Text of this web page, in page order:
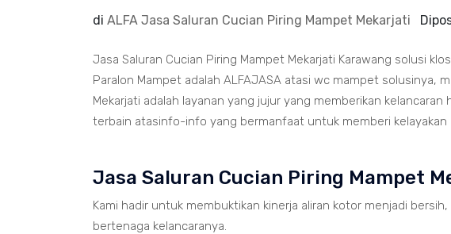
di ALFA Jasa Saluran Cucian Piring Mampet Mekarjati
Jasa Saluran Cucian Piring Mampet Mekarjati Karawang solusi
Paralon Mampet adalah ALFAJASA atasi wc mampet solusinya,
Mekarjati adalah layanan yang jujur yang memberikan
terbain atasinfo-info yang bermanfaat untuk memberi kelayakan
Jasa Saluran Cucian Piring Mampet
Kami hadir untuk membuktikan kinerja aliran kotor menjadi
bertenaga kelancaranya.